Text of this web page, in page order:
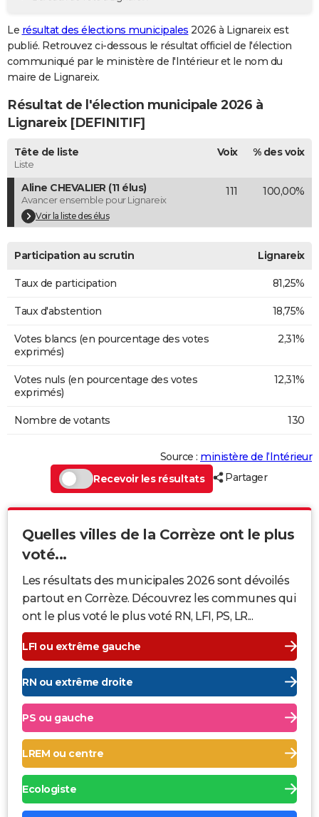
GUIDES D'ACHAT
BONS PLANS
CARTE DE VOEUX
Carte de Noël
Carte Bonne année
Carte Saint-Valentin
Carte Pâques
Carte d'anniversaire
DICTIONNAIRE
Dictionnaire
Biographies
Citations
Expressions
Proverbes
PROGRAMME TV
COPAINS D'AVANT
S'inscrire
Se connecter
Lycées
Collèges
Primaires
Universités
Entreprises
Service militaire
Avis de recherche
AVIS DE DÉCÈS
FORUM
Le résultat des élections municipales 2026 à Lignareix est
publié. Retrouvez ci-dessous le résultat officiel de l'élection
communiqué par le ministère de l'Intérieur et le nom du
maire de Lignareix.
Résultat de l'élection municipale 2026 à
Lignareix [DEFINITIF]
Tête de liste
Liste
Voix % des voix
Aline CHEVALIER (11 élus)
Avancer ensemble pour Lignareix
Voir la liste des élus
111 100,00%
Participation au scrutin Lignareix
Taux de participation 81,25%
Taux d'abstention 18,75%
Votes blancs (en pourcentage des votes
exprimés)
2,31%
Votes nuls (en pourcentage des votes
exprimés)
12,31%
Nombre de votants 130
Source : ministère de l’Intérieur
Recevoir les résultats
Partager
Quelles villes de la Corrèze ont le plus
voté...
Les résultats des municipales 2026 sont dévoilés
partout en Corrèze. Découvrez les communes qui
ont le plus voté le plus voté RN, LFI, PS, LR...
LFI ou extrême gauche
RN ou extrême droite
PS ou gauche
LREM ou centre
Ecologiste